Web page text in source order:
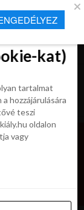
Telepítés
Sütikről
kat)
tartalmat
hozzájárulására
teszi
oldalon
vagy
Sütikről
kat)
tartalmat
hozzájárulására
teszi
oldalon
vagy